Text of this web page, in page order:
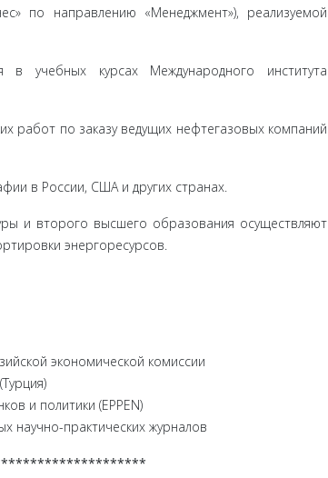
по направлению «Менеджмент»), реализуемой
учебных курсах Международного института
работ по заказу ведущих нефтегазовых компаний
в России, США и других странах.
и второго высшего образования осуществляют
энергоресурсов.
экономической комиссии
и политики (EPPEN)
научно-практических журналов